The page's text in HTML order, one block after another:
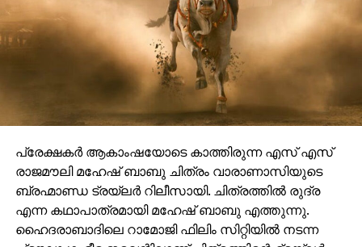
പ്രേക്ഷകർ ആകാംഷയോടെ കാത്തിരുന്ന എസ് എസ്
രാജമൗലി മഹേഷ് ബാബു ചിത്രം വാരാണാസിയുടെ
ബ്രഹ്മാണ്ഡ ട്രയ്ലർ റിലീസായി. ചിത്രത്തിൽ രുദ്ര
എന്ന കഥാപാത്രമായി മഹേഷ് ബാബു എത്തുന്നു.
ഹൈദരാബാദിലെ റാമോജി ഫിലിം സിറ്റിയിൽ നടന്ന